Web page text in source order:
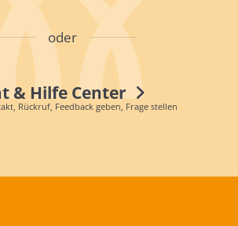
oder
& Hilfe Center
Rückruf, Feedback geben, Frage stellen